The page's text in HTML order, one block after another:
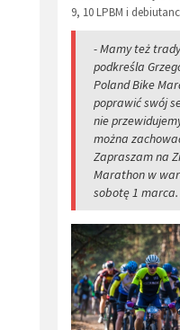
9, 10 LPBM i
- Mamy też
podkreśla
Poland Bike
poprawić swój
nie
można
Zapraszam na
Marathon w
sobotę 1 marca.